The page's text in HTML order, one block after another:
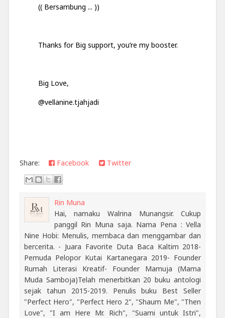
(( Bersambung ... ))
Thanks for Big support, you’re my booster.
Big Love,
@vellanine.tjahjadi
Share: Facebook Twitter
Rin Muna
Hai, namaku Walrina Munangsir. Cukup
panggil Rin Muna saja. Nama Pena : Vella
Nine Hobi: Menulis, membaca dan menggambar dan
bercerita. - Juara Favorite Duta Baca Kaltim 2018-
Pemuda Pelopor Kutai Kartanegara 2019- Founder
Rumah Literasi Kreatif- Founder Mamuja (Mama
Muda Samboja)Telah menerbitkan 20 buku antologi
sejak tahun 2015-2019. Penulis buku Best Seller
"Perfect Hero", "Perfect Hero 2", "Shaum Me", "Then
Love", "I am Here Mr. Rich", "Suami untuk Istri",